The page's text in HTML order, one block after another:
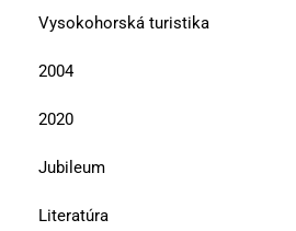
Vysokohorská turistika
2004
2020
Jubileum
Literatúra